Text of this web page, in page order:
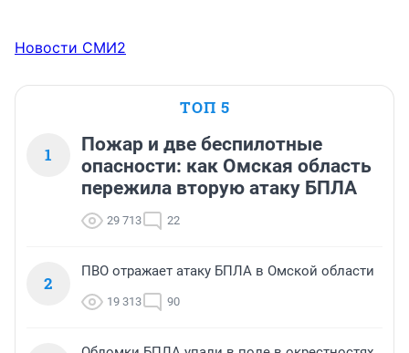
Новости СМИ2
ТОП 5
1
Пожар и две беспилотные
опасности: как Омская область
пережила вторую атаку БПЛА
29 713 22
2
ПВО отражает атаку БПЛА в Омской области
19 313 90